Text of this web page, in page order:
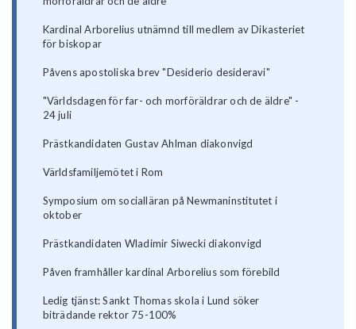
Kardinal Arborelius utnämnd till medlem av Dikasteriet
för biskopar
Påvens apostoliska brev "Desiderio desideravi"
"Världsdagen för far- och morföräldrar och de äldre" -
24 juli
Prästkandidaten Gustav Ahlman diakonvigd
Världsfamiljemötet i Rom
Symposium om socialläran på Newmaninstitutet i
oktober
Prästkandidaten Wladimir Siwecki diakonvigd
Påven framhåller kardinal Arborelius som förebild
Ledig tjänst: Sankt Thomas skola i Lund söker
biträdande rektor 75-100%